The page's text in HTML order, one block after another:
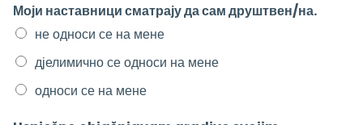
Моји наставници сматрају да сам друштвен/на.
не односи се на мене
дјелимично се односи на мене
односи се на мене